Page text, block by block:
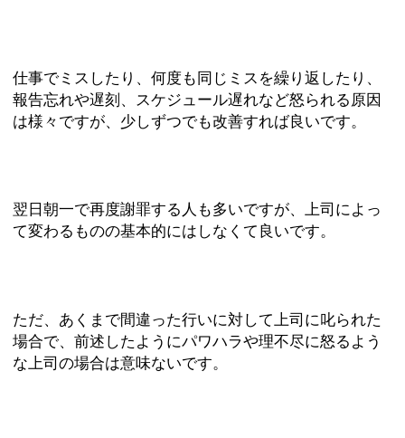
仕事でミスしたり、何度も同じミスを繰り返したり、
報告忘れや遅刻、スケジュール遅れなど怒られる原因
は様々ですが、少しずつでも改善すれば良いです。
翌日朝一で再度謝罪する人も多いですが、上司によっ
て変わるものの基本的にはしなくて良いです。
ただ、あくまで間違った行いに対して上司に叱られた
場合で、前述したようにパワハラや理不尽に怒るよう
な上司の場合は意味ないです。